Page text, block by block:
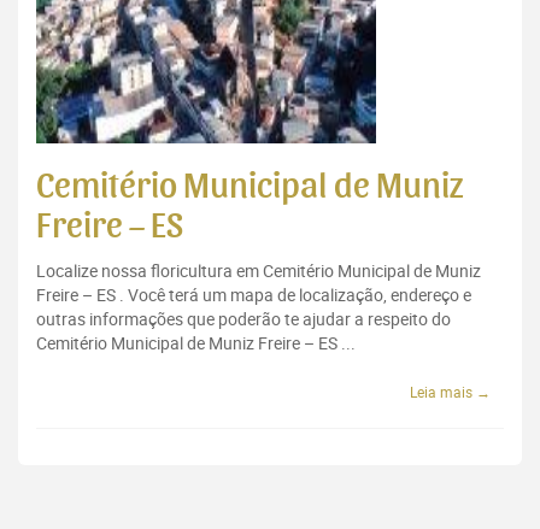
Cemitério Municipal de Muniz
Freire – ES
Localize nossa floricultura em Cemitério Municipal de Muniz
Freire – ES . Você terá um mapa de localização, endereço e
outras informações que poderão te ajudar a respeito do
Cemitério Municipal de Muniz Freire – ES ...
Leia mais →